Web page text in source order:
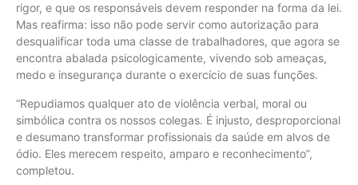
rigor, e que os responsáveis devem responder na forma da lei.
Mas reafirma: isso não pode servir como autorização para
desqualificar toda uma classe de trabalhadores, que agora se
encontra abalada psicologicamente, vivendo sob ameaças,
medo e insegurança durante o exercício de suas funções.
“Repudiamos qualquer ato de violência verbal, moral ou
simbólica contra os nossos colegas. É injusto, desproporcional
e desumano transformar profissionais da saúde em alvos de
ódio. Eles merecem respeito, amparo e reconhecimento”,
completou.